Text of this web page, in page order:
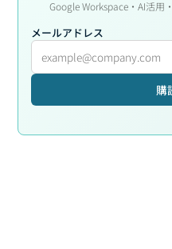
Google Workspace・AI活用
メールアドレス
購